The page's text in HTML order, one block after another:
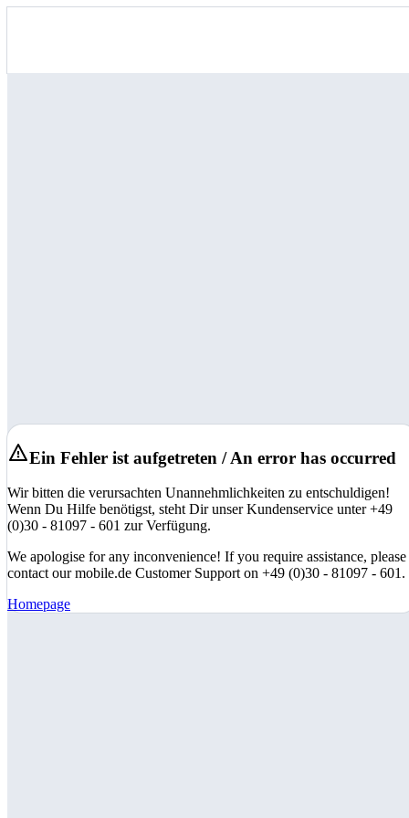
Ein Fehler ist aufgetreten / An error has occurred
Wir bitten die verursachten Unannehmlichkeiten zu entschuldigen!
Wenn Du Hilfe benötigst, steht Dir unser Kundenservice unter +49
(0)30 - 81097 - 601 zur Verfügung.
We apologise for any inconvenience! If you require assistance, please
contact our mobile.de Customer Support on +49 (0)30 - 81097 - 601.
Homepage